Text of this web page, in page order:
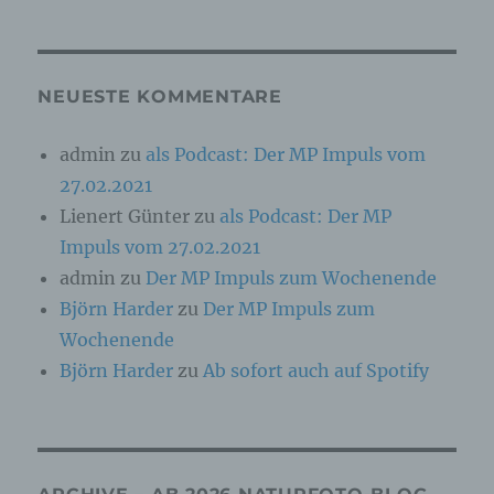
NEUESTE KOMMENTARE
admin zu als Podcast: Der MP Impuls vom
27.02.2021
Lienert Günter zu als Podcast: Der MP
Impuls vom 27.02.2021
admin zu Der MP Impuls zum Wochenende
Björn Harder zu Der MP Impuls zum
Wochenende
Björn Harder zuAb sofort auch auf Spotify
physischen, physiologischen, genetischen,
sozialen Identität dieser natürlichen Person
b) betroffene Person
Betroffene Person ist jede identifizierte oder
identifizierbare natürliche Person, deren
personenbezogene Daten von dem für die
Verarbeitung Verantwortlichen verarbeitet
werden.
c) Verarbeitung
automatisierter Verfahren ausgeführte Vorgang